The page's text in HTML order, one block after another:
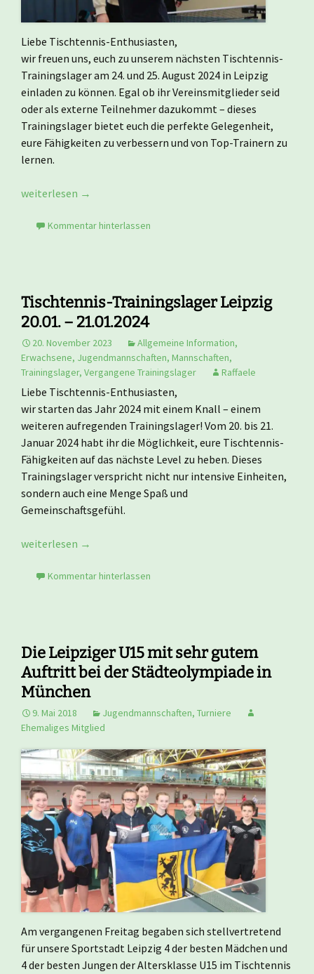
Liebe Tischtennis-Enthusiasten,
wir freuen uns, euch zu unserem nächsten Tischtennis-
Trainingslager am 24. und 25. August 2024 in Leipzig
einladen zu können. Egal ob ihr Vereinsmitglieder seid
oder als externe Teilnehmer dazukommt – dieses
Trainingslager bietet euch die perfekte Gelegenheit,
eure Fähigkeiten zu verbessern und von Top-Trainern zu
lernen.
Tischtennis-Trainingslager Leipzig 24.08. – 25.08.2024
weiterlesen →
Kommentar hinterlassen
Tischtennis-Trainingslager Leipzig
20.01. – 21.01.2024
20. November 2023 Allgemeine Information,
Erwachsene, Jugendmannschaften, Mannschaften,
Trainingslager, Vergangene Trainingslager Raffaele
Liebe Tischtennis-Enthusiasten,
wir starten das Jahr 2024 mit einem Knall – einem
weiteren aufregenden Trainingslager! Vom 20. bis 21.
Januar 2024 habt ihr die Möglichkeit, eure Tischtennis-
Fähigkeiten auf das nächste Level zu heben. Dieses
Trainingslager verspricht nicht nur intensive Einheiten,
sondern auch eine Menge Spaß und
Gemeinschaftsgefühl.
Tischtennis-Trainingslager Leipzig 20.01. – 21.01.2024
weiterlesen →
Kommentar hinterlassen
Die Leipziger U15 mit sehr gutem
Auftritt bei der Städteolympiade in
München
9. Mai 2018 Jugendmannschaften, Turniere
Ehemaliges Mitglied
Am vergangenen Freitag begaben sich stellvertretend
für unsere Sportstadt Leipzig 4 der besten Mädchen und
4 der besten Jungen der Altersklasse U15 im Tischtennis